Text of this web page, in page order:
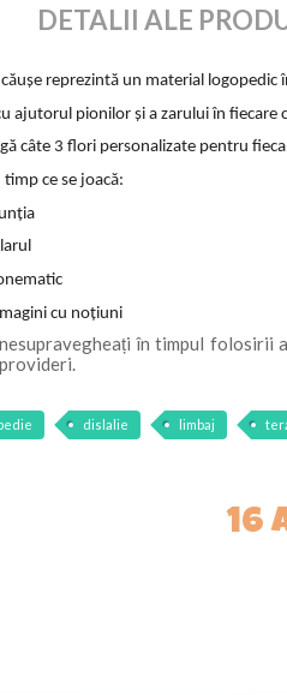
DETALII ALE
reprezintă un material logopedic
ajutorul pionilor și a zarului în fiecare
câte 3 flori personalizate pentru
ce se joacă:
cu noțiuni
în timpul folosirii
dislalie limbaj
16